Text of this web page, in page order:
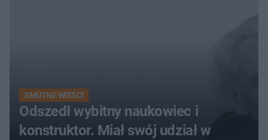
SMUTNE WIEŚCI
Odszedł wybitny naukowiec i
konstruktor. Miał swój udział w